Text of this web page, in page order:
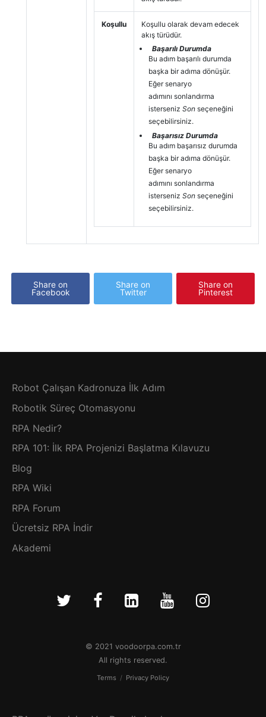
Koşullu
Koşullu olarak devam edecek
akış türüdür.
Başarılı Durumda
Bu adım başarılı durumda
başka bir adıma dönüşür.
Eğer senaryo
adımını sonlandırma
isterseniz Son seçeneğini
seçebilirsiniz.
Başarısız Durumda
Bu adım başarısız durumda
başka bir adıma dönüşür.
Eğer senaryo
adımını sonlandırma
isterseniz Son seçeneğini
seçebilirsiniz.
Share on
Facebook
Share on
Twitter
Share on
Pinterest
Robot Çalışan Kadronuza İlk Adım
Robotik Süreç Otomasyonu
RPA Nedir?
RPA 101: İlk RPA Projenizi Başlatma Kılavuzu
Blog
RPA Wiki
RPA Forum
Ücretsiz RPA İndir
Akademi
© 2021 voodoorpa.com.tr
All rights reserved.
Terms / Privacy Policy